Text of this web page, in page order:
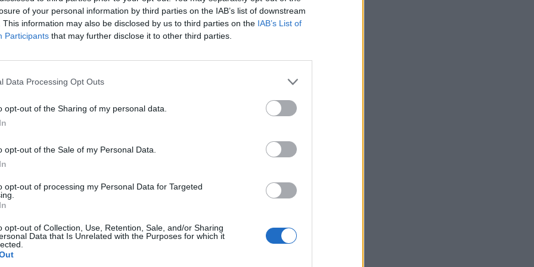
of your personal information by third parties on the IAB’s list of downstream
This information may also be disclosed by us to third parties on the IAB’s List of
Participants that may further disclose it to other third parties.
Data Processing Opt Outs
opt-out of the Sharing of my personal data.
opt-out of the Sale of my Personal Data.
opt-out of processing my Personal Data for Targeted
opt-out of Collection, Use, Retention, Sale, and/or Sharing
Data that Is Unrelated with the Purposes for which it
schválila žádost ministerstva
energetickým firmám,
životního prostředí. Podle
desítky miliard, které by
zatepleného
1
pravdou, že zateplení
v nižších účtech za
Přesněji řečeno, vyplatí se,
je zateplení provedeno